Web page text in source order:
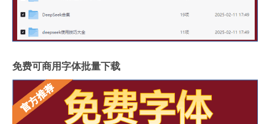
免费可商用字体批量下载